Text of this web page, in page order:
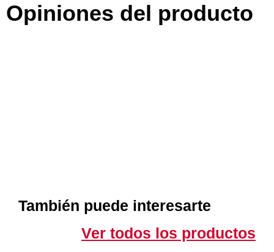
Opiniones del producto
También puede interesarte
Ver todos los productos